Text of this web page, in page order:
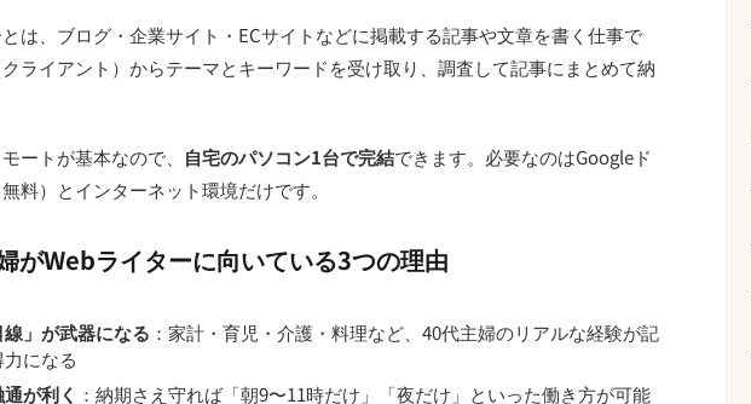
は、ブログ・企業サイト・ECサイトなどに掲載する記事や文章を書く仕事で
ライアント）からテーマとキーワードを受け取り、調査して記事にまとめて納
ートが基本なので、 自宅のパソコン1台で完結できます。必要なのはGoogleド
料）とインターネット環境だけです。
がWebライターに向いている3つの理由
線」が武器になる ：家計・育児・介護・料理など、40代主婦のリアルな経験が記
になる
が利く ：納期さえ守れば「朝9〜11時だけ」「夜だけ」といった働き方が可能